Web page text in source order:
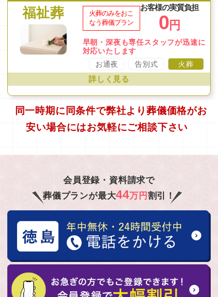
福祉葬
火葬のみをおこ
なう葬儀プラン
お客様の実質負担
0円
早朝・深夜も専任スタッフが迅速に
対応いたします
お通夜
告別式
火葬
詳しく見る
同一時期に同条件で弊社より葬儀価格がお
安い場合にはお気軽にご相談下さい
会員登録・資料請求で
葬儀プランが最大44万円 割引！